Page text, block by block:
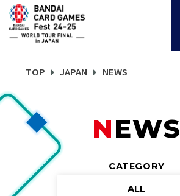
TOP JAPAN NEWS
NEWS
CATEGORY
ALL